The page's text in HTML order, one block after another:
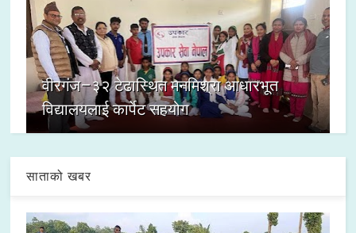
वीरगंज–३२ टेढास्थित मनमिश्रा आधारभूत
विद्यालयलाई कार्पेट सहयोग
साताको खबर